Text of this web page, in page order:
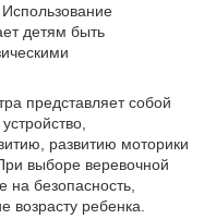
Использование
детям быть
представляет собой
развитию моторики
выборе веревочной
на безопасность,
возрасту ребенка.